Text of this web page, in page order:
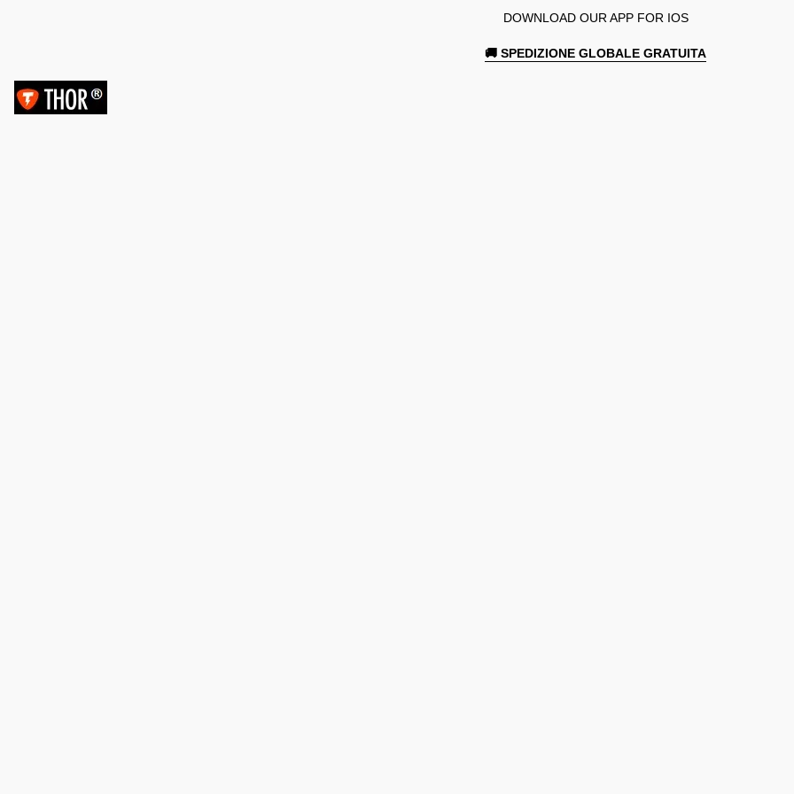
DOWNLOAD OUR APP FOR IOS
🚚 SPEDIZIONE GLOBALE GRATUITA